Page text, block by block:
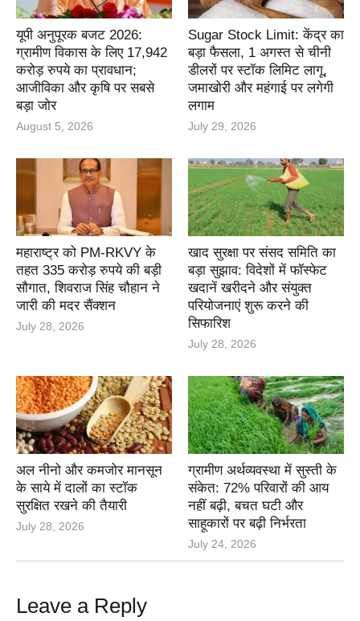
यूपी अनुपूरक बजट 2026:
ग्रामीण विकास के लिए 17,942
करोड़ रुपये का प्रावधान;
आजीविका और कृषि पर सबसे
बड़ा जोर
August 5, 2026
Sugar Stock Limit: केंद्र का
बड़ा फैसला, 1 अगस्त से चीनी
डीलरों पर स्टॉक लिमिट लागू,
जमाखोरी और महंगाई पर लगेगी
लगाम
July 29, 2026
महाराष्ट्र को PM-RKVY के
तहत 335 करोड़ रुपये की बड़ी
सौगात, शिवराज सिंह चौहान ने
जारी की मदर सैंक्शन
July 28, 2026
खाद सुरक्षा पर संसद समिति का
बड़ा सुझाव: विदेशों में फॉस्फेट
खदानें खरीदने और संयुक्त
परियोजनाएं शुरू करने की
सिफारिश
July 28, 2026
अल नीनो और कमजोर मानसून
के साये में दालों का स्टॉक
सुरक्षित रखने की तैयारी
July 28, 2026
ग्रामीण अर्थव्यवस्था में सुस्ती के
संकेत: 72% परिवारों की आय
नहीं बढ़ी, बचत घटी और
साहूकारों पर बढ़ी निर्भरता
July 24, 2026
Leave a Reply